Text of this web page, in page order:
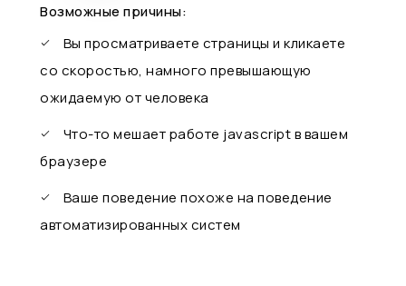
Возможные причины:
Вы просматриваете страницы и кликаете
со скоростью, намного превышающую
ожидаемую от человека
Что-то мешает работе javascript в вашем
браузере
Ваше поведение похоже на поведение
автоматизированных систем